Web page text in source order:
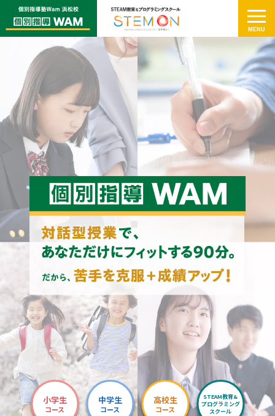
小学生
コース
中学生
コース
高校生
コース
STEAM教育&
プログラミング
スクール